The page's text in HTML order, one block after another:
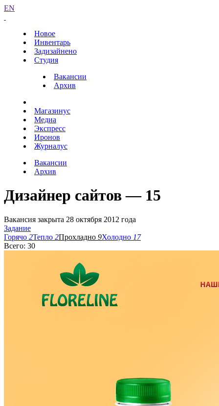
EN
Новое
Инвентарь
Задизайнено
Студия
Вакансии
Архив
Магазинус
Медиа
Экспресс
Иронов
Журналус
Вакансии
Архив
Дизайнер сайтов — 15
Вакансия закрыта 28 октября 2012 года
Задание
Горячо 2Тепло 2Прохладно 9Холодно 17
Всего: 30